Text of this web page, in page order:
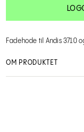
Fadehode til Andis 3710
OM PRODUKTET